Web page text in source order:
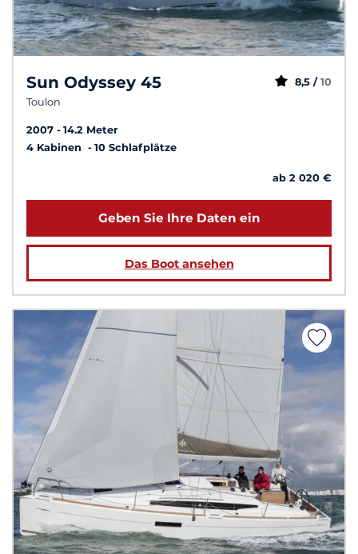
Sun Odyssey 45
Toulon
8,5 / 10
2007
14.2 Meter
4 Kabinen
10 Schlafplätze
ab 2 020 €
Geben Sie Ihre Daten ein
Das Boot ansehen